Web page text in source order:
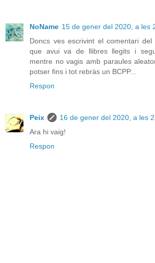
NoName 15 de gener del 2020, a les
Doncs ves escrivint el comentari
que avui va de llibres llegits i
mentre no vagis amb paraules
potser fins i tot rebràs un BCPP...
Respon
Peix
16 de gener del 2020, a les
Ara hi vaig!
Respon